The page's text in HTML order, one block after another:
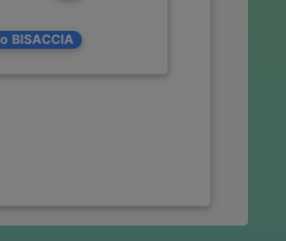
BISACCIA